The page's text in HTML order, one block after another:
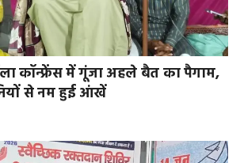
कॉन्फ्रेंस में गूंजा अहले बैत का पैगाम,
से नम हुई आंखें